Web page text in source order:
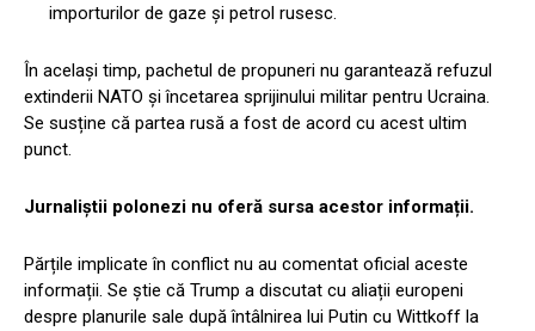
importurilor de gaze și petrol rusesc.
În același timp, pachetul de propuneri nu garantează refuzul
extinderii NATO și încetarea sprijinului militar pentru Ucraina.
Se susține că partea rusă a fost de acord cu acest ultim
punct.
Jurnaliștii polonezi nu oferă sursa acestor informații.
Părțile implicate în conflict nu au comentat oficial aceste
informații. Se știe că Trump a discutat cu aliații europeni
despre planurile sale după întâlnirea lui Putin cu Wittkoff la